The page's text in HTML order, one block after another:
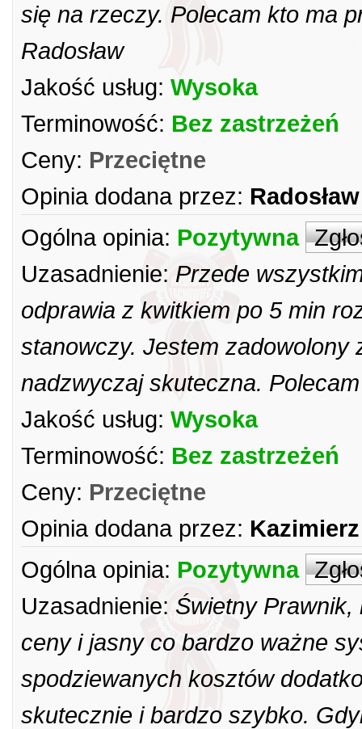
się na rzeczy. Polecam kto ma
Radosław
Jakość usług: Wysoka
Terminowość: Bez zastrzeżeń
Ceny: Przeciętne
Opinia dodana przez: Radosław
Ogólna opinia: Pozytywna
Uzasadnienie: Przede
odprawia z kwitkiem po 5 min
stanowczy. Jestem zadowolony
nadzwyczaj skuteczna.
Jakość usług: Wysoka
Terminowość: Bez zastrzeżeń
Ceny: Przeciętne
Opinia dodana przez:
Ogólna opinia: Pozytywna
Uzasadnienie: Świetny Prawnik,
ceny i jasny co bardzo ważne
spodziewanych kosztów
skutecznie i bardzo szybko.